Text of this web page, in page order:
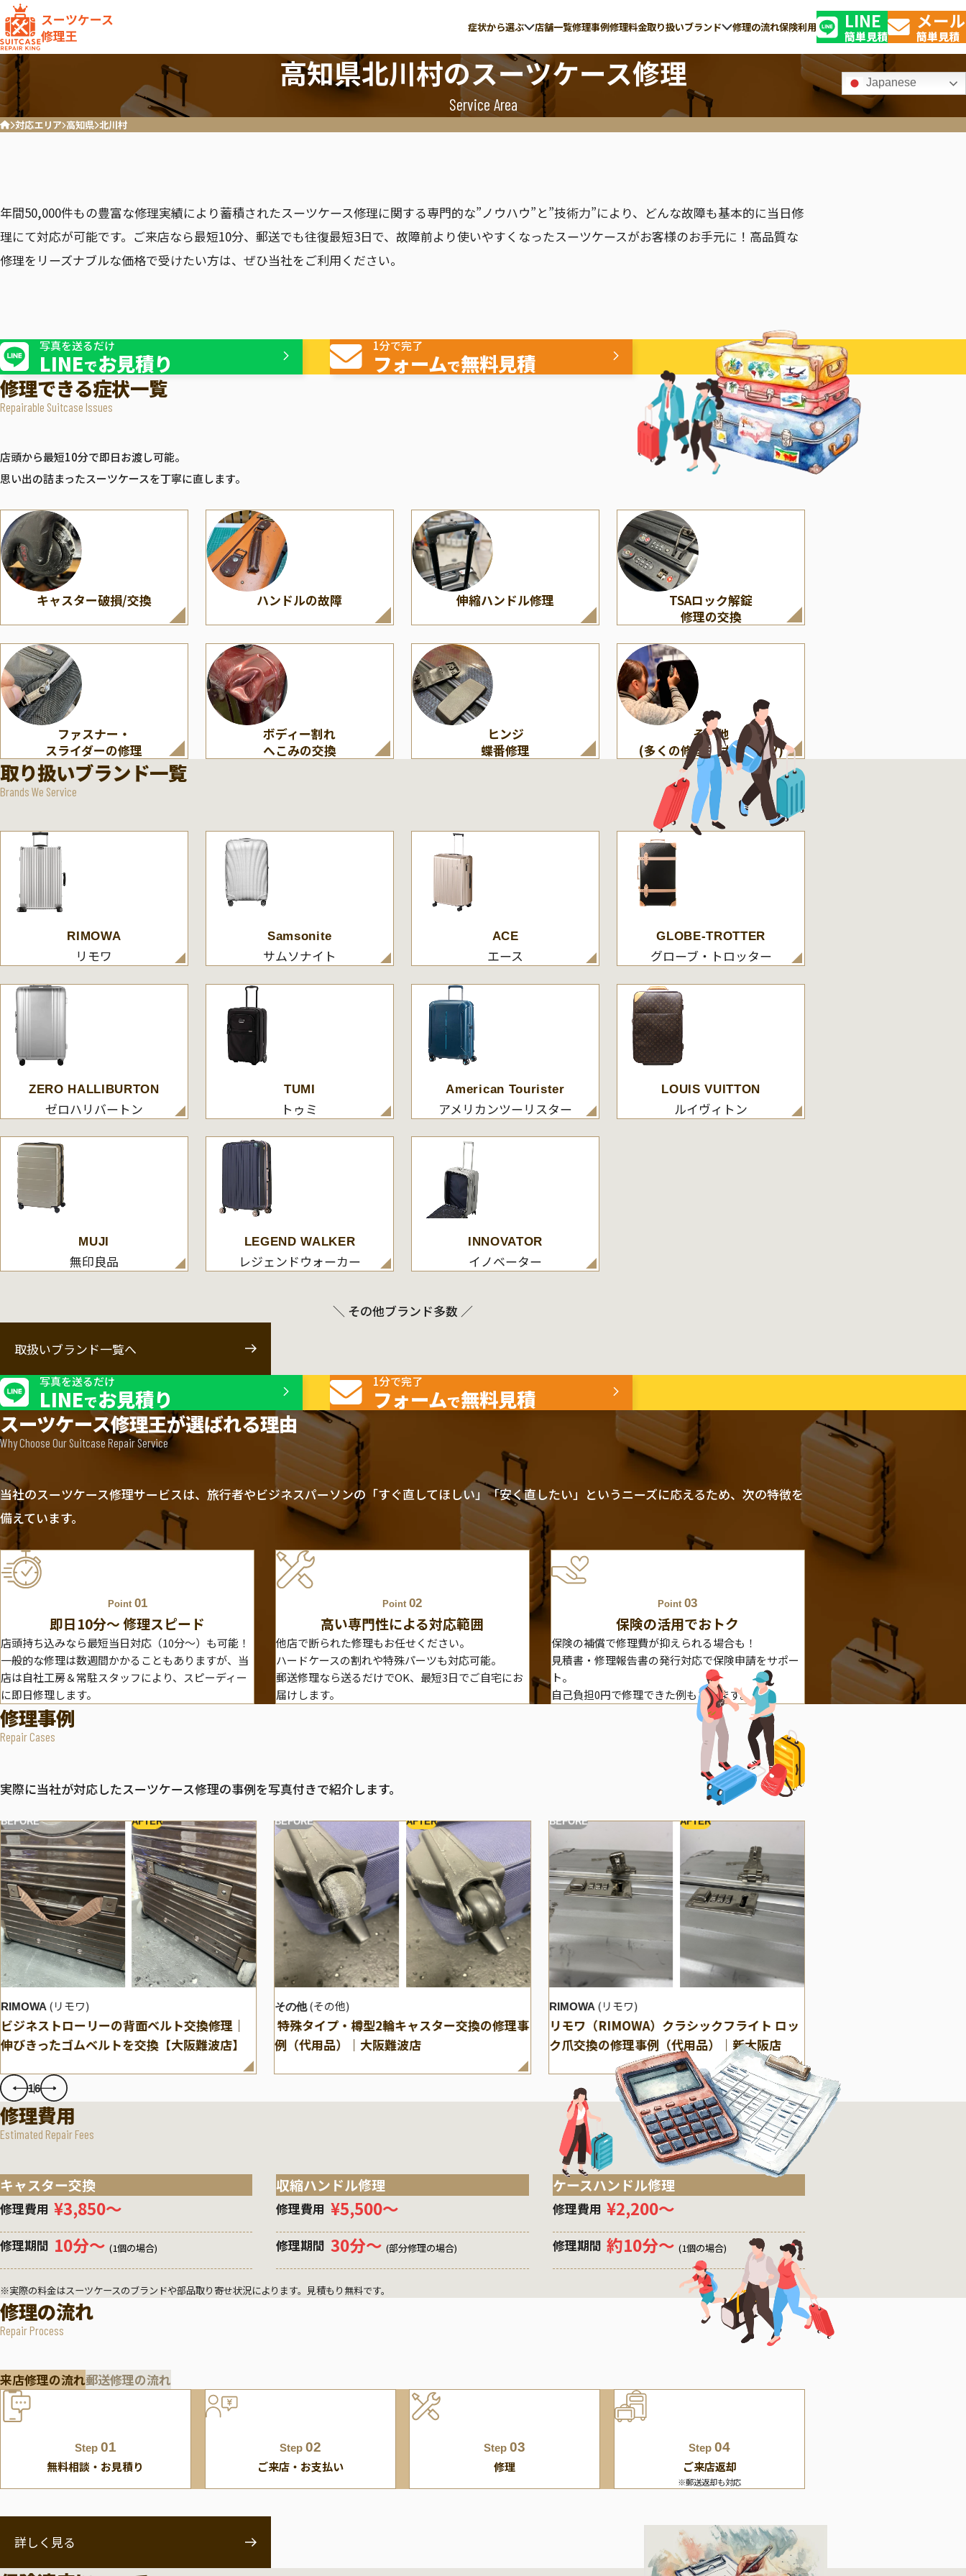
スーツケース
修理王
Japanese
症状から選ぶ
スライダーの修理
（多くの修理・付属パーツ）
店舗一覧修理事例修理料金取り扱いブランド
ゼロハリバートン トゥミ アメリカンツーリスター ルイ・ヴィトン
修理の流れ保険利用 LINE
簡単見積
メール
簡単見積
高知県北川村のスーツケース修理
Service Area
ホーム対応エリア 高知県 北川村
年間50,000件もの豊富な修理実績により蓄積されたスーツケース修理に関する専門的な”ノウハウ”と”技術力”により、どんな故障も基本的に当日修
理にて対応が可能です。ご来店なら最短10分、郵送でも往復最短3日で、故障前より使いやすくなったスーツケースがお客様のお手元に！高品質な
修理をリーズナブルな価格で受けたい方は、ぜひ当社をご利用ください。
写真を送るだけ
LINEでお見積り
1分で完了
フォームで無料見積
修理できる症状一覧
Repairable Suitcase Issues
店頭から最短10分で即日お渡し可能。
思い出の詰まったスーツケースを丁寧に直します。
キャスター破損/交換 ハンドルの故障 伸縮ハンドル修理
TSAロック解錠
修理の交換
ファスナー・
スライダーの修理
ボディー割れ
へこみの交換
ヒンジ
蝶番修理
その他
(多くの修理・付属パーツ)
取り扱いブランド一覧
Brands We Service
RIMOWA
リモワ
Samsonite
サムソナイト
ACE
エース
GLOBE-TROTTER
グローブ・トロッター
ZERO HALLIBURTON
ゼロハリバートン
TUMI
トゥミ
American Tourister
アメリカンツーリスター
LOUIS VUITTON
ルイヴィトン
MUJI
無印良品
LEGEND WALKER
レジェンドウォーカー
INNOVATOR
イノベーター
＼ その他ブランド多数 ／
取扱いブランド一覧へ
写真を送るだけ
LINEでお見積り
1分で完了
フォームで無料見積
スーツケース修理王が選ばれる理由
Why Choose Our Suitcase Repair Service
当社のスーツケース修理サービスは、旅行者やビジネスパーソンの「すぐ直してほしい」「安く直したい」というニーズに応えるため、次の特徴を
備えています。
Point 01
即日10分〜 修理スピード
店頭持ち込みなら最短当日対応（10分～）も可能！
一般的な修理は数週間かかることもありますが、当
店は自社工房＆常駐スタッフにより、スピーディー
に即日修理します。
Point02
高い専門性による対応範囲
他店で断られた修理もお任せください。
ハードケースの割れや特殊パーツも対応可能。
郵送修理なら送るだけでOK、最短3日でご自宅にお
届けします。
Point03
保険の活用でおトク
保険の補償で修理費が抑えられる場合も！
見積書・修理報告書の発行対応で保険申請をサポー
ト。
自己負担0円で修理できた例もあります。
修理事例
Repair Cases
実際に当社が対応したスーツケース修理の事例を写真付きで紹介します。
BEFORE AFTER
RIMOWA (リモワ)
ビジネストローリーの背面ベルト交換修理｜
伸びきったゴムベルトを交換【大阪難波店】
BEFORE AFTER
その他 (その他)
特殊タイプ・樽型2輪キャスター交換の修理事
例（代用品）｜大阪難波店
BEFORE AFTER
RIMOWA (リモワ)
リモワ（RIMOWA）クラシックフライト ロッ
ク爪交換の修理事例（代用品）｜新大阪店
16
修理費用
Estimated Repair Fees
キャスター交換
修理費用 ¥3,850〜
修理期間 10分〜(1個の場合)
収縮ハンドル修理
修理費用 ¥5,500〜
修理期間 30分〜 (部分修理の場合)
ケースハンドル修理
修理費用 ¥2,200〜
修理期間 約10分〜 (1個の場合)
※実際の料金はスーツケースのブランドや部品取り寄せ状況によります。見積もり無料です。
修理の流れ
Repair Process
来店修理の流れ郵送修理の流れ
Step 01
無料相談・お見積り
Step 02
ご来店・お支払い
Step03
修理
Step04
ご来店返却
※郵送返却も対応
詳しく見る